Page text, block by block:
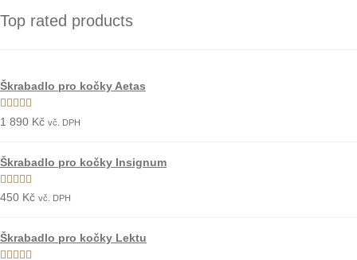
Top rated products
Škrabadlo pro kočky Aetas
Hodnocení
1 890 Kč vč. DPH
Škrabadlo pro kočky Insignum
Hodnocení
450 Kč vč. DPH
Škrabadlo pro kočky Lektu